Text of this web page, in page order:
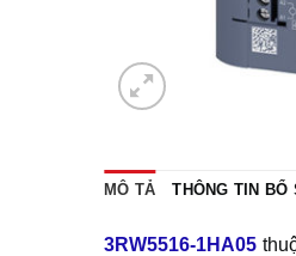
MÔ TẢ THÔNG TIN BỔ
3RW5516-1HA05